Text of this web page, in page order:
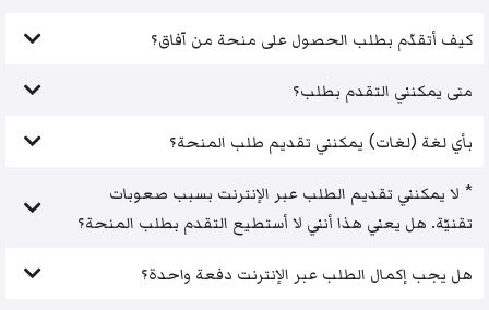
كيف أتقدّم بطلب الحصول على منحة من آفاق؟
متى يمكنني التقدم بطلب؟
بأي لغة (لغات) يمكنني تقديم طلب المنحة؟
* لا يمكنني تقديم الطلب عبر الإنترنت بسبب صعوبات
تقنيّة. هل يعني هذا أنني لا أستطيع التقدم بطلب المنحة؟
هل يجب إكمال الطلب عبر الإنترنت دفعة واحدة؟